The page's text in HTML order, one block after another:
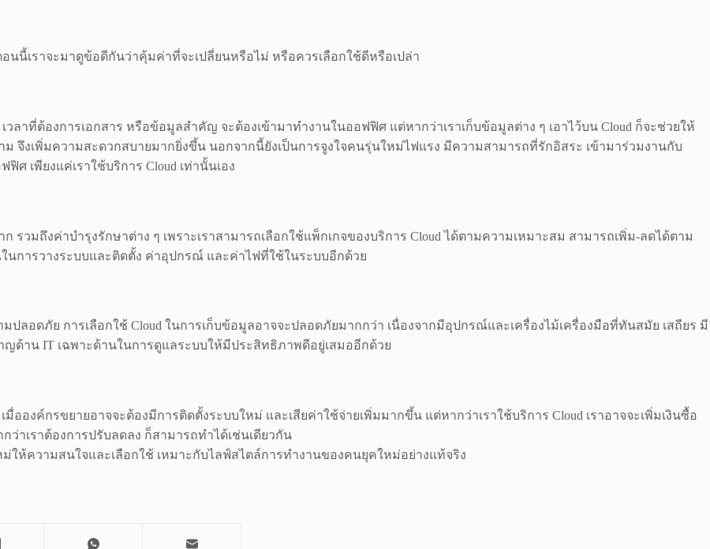
อนนี้เราจะมาดูข้อดีกันว่าคุ้มค่าที่จะเปลี่ยนหรือไม่ หรือควรเลือกใช้ดีหรือเปล่า
วลาที่ต้องการเอกสาร หรือข้อมูลสำคัญ จะต้องเข้ามาทำงานในออฟฟิศ แต่หากว่าเราเก็บข้อมูลต่าง ๆ เอาไว้บน Cloud ก็จะช่วยให้
จึงเพิ่มความสะดวกสบายมากยิ่งขึ้น นอกจากนี้ยังเป็นการจูงใจคนรุ่นใหม่ไฟแรง มีความสามารถที่รักอิสระ เข้ามาร่วมงานกับ
เพียงแค่เราใช้บริการ Cloud เท่านั้นเอง
วมถึงค่าบำรุงรักษาต่าง ๆ เพราะเราสามารถเลือกใช้แพ็กเกจของบริการ Cloud ได้ตามความเหมาะสม สามารถเพิ่ม-ลดได้ตาม
การวางระบบและติดตั้ง ค่าอุปกรณ์ และค่าไฟที่ใช้ในระบบอีกด้วย
ลอดภัย การเลือกใช้ Cloud ในการเก็บข้อมูลอาจจะปลอดภัยมากกว่า เนื่องจากมีอุปกรณ์และเครื่องไม้เครื่องมือที่ทันสมัย เสถียร มี
ด้าน IT เฉพาะด้านในการดูแลระบบให้มีประสิทธิภาพดีอยู่เสมออีกด้วย
มื่อองค์กรขยายอาจจะต้องมีการติดตั้งระบบใหม่ และเสียค่าใช้จ่ายเพิ่มมากขึ้น แต่หากว่าเราใช้บริการ Cloud เราอาจจะเพิ่มเงินซื้อ
ว่าเราต้องการปรับลดลง ก็สามารถทำได้เช่นเดียวกัน
ม่ให้ความสนใจและเลือกใช้ เหมาะกับไลฟ์สไตล์การทำงานของคนยุคใหม่อย่างแท้จริง